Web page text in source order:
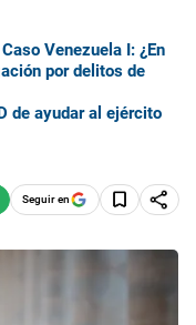
Venezuela I: ¿En
por delitos de
de ayudar al ejército
Seguir en